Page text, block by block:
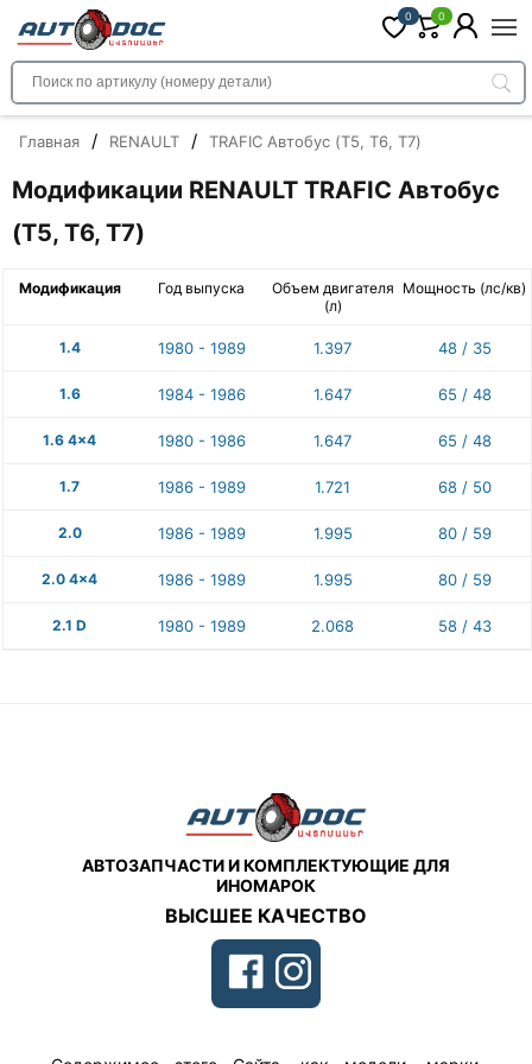
0 0
Главная / RENAULT / TRAFIC Автобус (T5, T6, T7)
Модификации RENAULT TRAFIC Автобус
(T5, T6, T7)
Модификация Год выпуска
Объем двигателя
(л)
Мощность (лс/кв)
1.4 1980 - 1989 1.397 48 / 35
1.6 1984 - 1986 1.647 65 / 48
1.6 4x4 1980 - 1986 1.647 65 / 48
1.7 1986 - 1989 1.721 68 / 50
2.0 1986 - 1989 1.995 80 / 59
2.0 4x4 1986 - 1989 1.995 80 / 59
2.1 D 1980 - 1989 2.068 58 / 43
АВТОЗАПЧАСТИ И КОМПЛЕКТУЮЩИЕ ДЛЯ
ИНОМАРОК
ВЫСШЕЕ КАЧЕСТВО